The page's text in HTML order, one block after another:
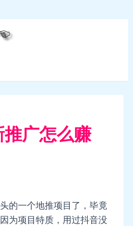
广怎么赚
的一个地推项目了，毕竟
为项目特质，用过抖音没